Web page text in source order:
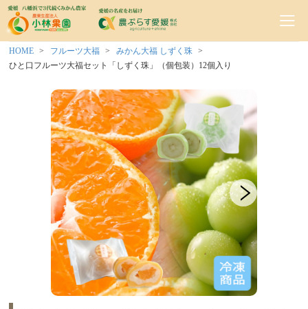
HOME フルーツ大福
みかん大福 しずく珠
ひと口フルーツ大福セット「しずく珠」（個包装）12個入り